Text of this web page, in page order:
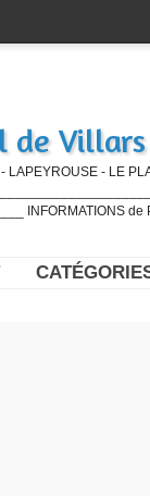
de
- LE
INFORMATIONS de